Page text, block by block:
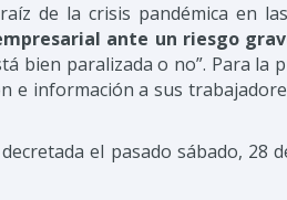
de la crisis pandémica en
ante un riesgo
paralizada o no”. Para la
e información a sus
decretada el pasado sábado,